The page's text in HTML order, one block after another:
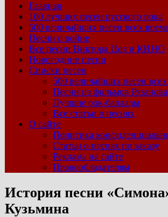
Главная
100 лучших песен русского рока
500 величайших песен всех
Песни о войне
Все песни Виктора Цоя и КИНО
Новогодние песни
Списки песен
500 величайших песен
Песни из фильмов Рязанова
Лучшие рок-баллады
Все статьи о песнях
О сайте
Политика
Статьи о песнях по заказу
Реклама на сайте
Правообладателям
История песни
Кузьмина